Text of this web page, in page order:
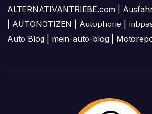
ALTERNATIVANTRIEBE.com
AUTONOTIZEN Autophorie
Auto Blog
mein-auto-blog